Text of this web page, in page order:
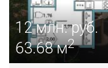
12млн. руб.
63.68 м2